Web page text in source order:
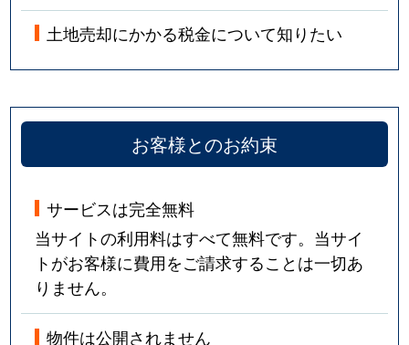
土地売却にかかる税金について知りたい
お客様とのお約束
サービスは完全無料
当サイトの利用料はすべて無料です。当サイ
トがお客様に費用をご請求することは一切あ
りません。
物件は公開されません